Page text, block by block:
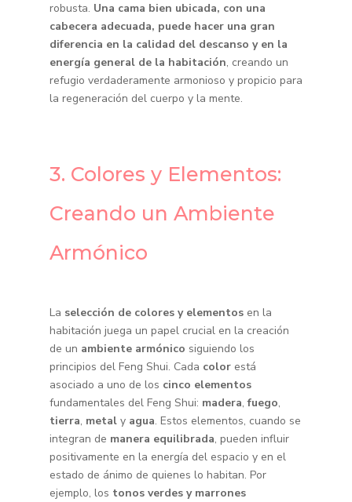
robusta. Una cama bien ubicada, con una
cabecera adecuada, puede hacer una gran
diferencia en la calidad del descanso y en la
energía general de la habitación, creando un
refugio verdaderamente armonioso y propicio para
la regeneración del cuerpo y la mente.
3. Colores y Elementos:
Creando un Ambiente
Armónico
La selección de colores y elementosen la
habitación juega un papel crucial en la creación
de un ambiente armónico siguiendo los
principios del Feng Shui. Cada colorestá
asociado a uno de los cinco elementos
fundamentales del Feng Shui: madera,fuego,
tierra, metaly agua. Estos elementos, cuando se
integran de manera equilibrada, pueden influir
positivamente en la energía del espacio y en el
estado de ánimo de quienes lo habitan. Por
ejemplo, los tonos verdes y marrones